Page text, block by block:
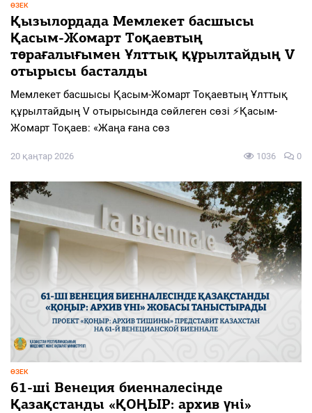
ӨЗЕК
Қызылордада Мемлекет басшысы
Қасым-Жомарт Тоқаевтың
төрағалығымен Ұлттық құрылтайдың V
отырысы басталды
Мемлекет басшысы Қасым-Жомарт Тоқаевтың Ұлттық
құрылтайдың V отырысында сөйлеген сөзі ⚡Қасым-
Жомарт Тоқаев: «Жаңа ғана сөз
20 қаңтар 2026 1036 0
ӨЗЕК
61-ші Венеция биенналесінде
Қазақстанды «ҚОҢЫР: архив үні»